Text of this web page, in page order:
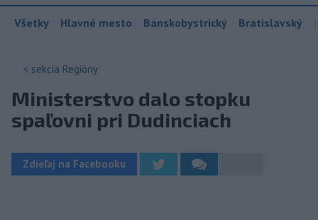
Všetky Hlavné mesto Banskobystrický Bratislavský
< sekcia Regióny
Ministerstvo dalo stopku
spaľovni pri Dudinciach
Zdieľaj na Facebooku